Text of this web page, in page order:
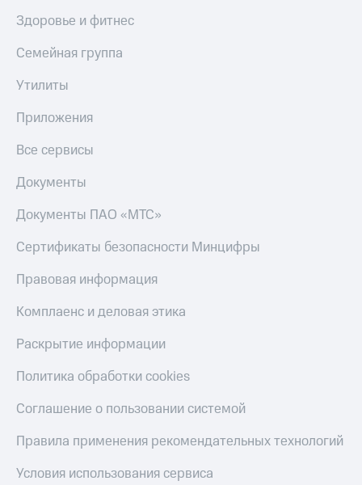
Здоровье и фитнес
Семейная группа
Утилиты
Приложения
Все сервисы
Документы
Документы ПАО «МТС»
Сертификаты безопасности Минцифры
Правовая информация
Комплаенс и деловая этика
Раскрытие информации
Политика обработки cookies
Соглашение о пользовании системой
Правила применения рекомендательных технологий
Условия использования сервиса